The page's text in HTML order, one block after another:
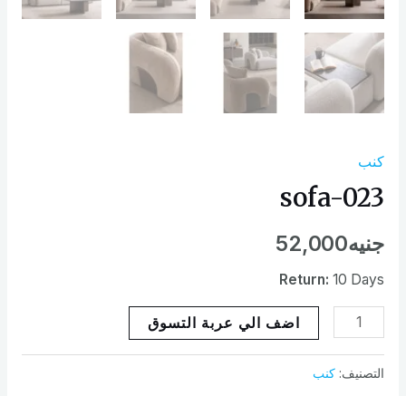
كنب
sofa-023
جنيه52,000
Return: 10 Days
اضف الي عربة التسوق
التصنيف: كنب